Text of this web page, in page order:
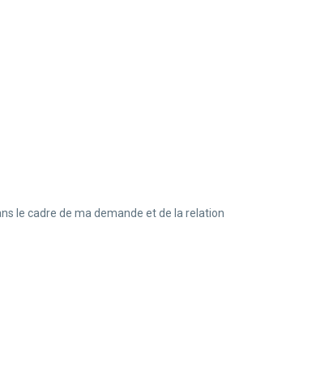
le cadre de ma demande et de la relation